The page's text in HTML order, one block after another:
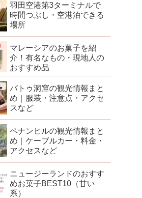
羽田空港第3ターミナルで
時間つぶし・空港泊できる
場所
マレーシアのお菓子を紹
介！有名なもの・現地人の
おすすめ品
バトゥ洞窟の観光情報まと
め｜服装・注意点・アクセ
スなど
ペナンヒルの観光情報まと
め｜ケーブルカー・料金・
アクセスなど
ニュージーランドのおすす
めお菓子BEST10（甘い
系）